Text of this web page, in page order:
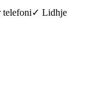
✓ Lidhje